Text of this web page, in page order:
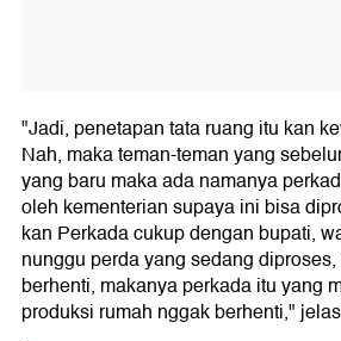
"Jadi, penetapan tata ruang itu kan
Nah, maka teman-teman yang
yang baru maka ada namanya
oleh kementerian supaya ini bisa
kan Perkada cukup dengan bupati,
nunggu perda yang sedang
berhenti, makanya perkada itu yang
produksi rumah nggak berhenti,"